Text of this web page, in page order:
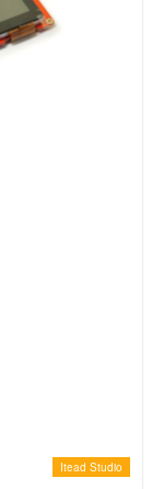
Itead Studio